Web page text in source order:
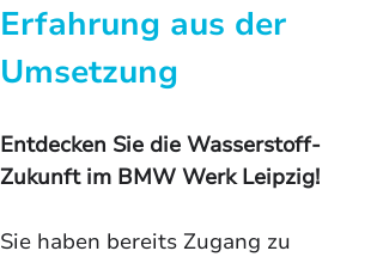
Erfahrung aus der
Umsetzung
Entdecken Sie die Wasserstoff-
Zukunft im BMW Werk Leipzig!
Sie haben bereits Zugang zu